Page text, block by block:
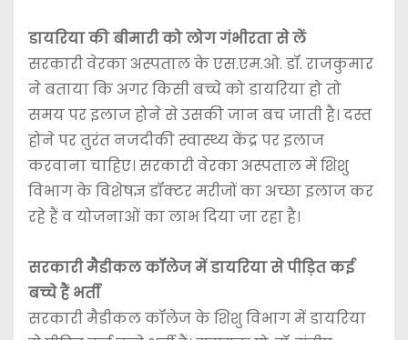
डायरिया की बीमारी को लोग गंभीरता से लें
सरकारी वेरका अस्पताल के एस.एम.ओ. डॉ. राजकुमार
ने बताया कि अगर किसी बच्चे को डायरिया हो तो
समय पर इलाज होने से उसकी जान बच जाती है। दस्त
होने पर तुरंत नजदीकी स्वास्थ्य केंद्र पर इलाज
करवाना चाहिए। सरकारी वेरका अस्पताल में शिशु
विभाग के विशेषज्ञ डॉक्टर मरीजों का अच्छा इलाज कर
रहे हैं व योजनाओं का लाभ दिया जा रहा है।
सरकारी मैडीकल कॉलेज में डायरिया से पीड़ित कई
बच्चे हैं भर्ती
सरकारी मैडीकल कॉलेज के शिशु विभाग में डायरिया